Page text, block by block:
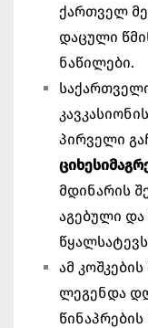
ქართველ
დაცული
ნაწილები.
პირველი
მდინარის
აგებული
ამ
ლეგენდა